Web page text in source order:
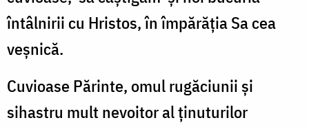
întâlnirii cu Hristos, în împărăţia Sa cea
veşnică.
Cuvioase Părinte, omul rugăciunii şi
sihastru mult nevoitor al ţinuturilor